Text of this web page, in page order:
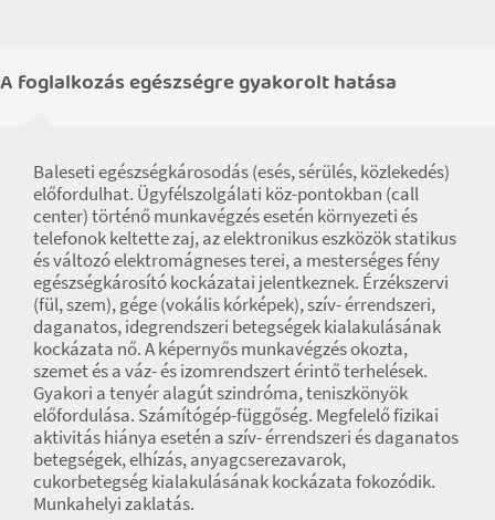
A foglalkozás egészségre gyakorolt hatása
Baleseti egészségkárosodás (esés, sérülés, közlekedés)
előfordulhat. Ügyfélszolgálati köz-pontokban (call
center) történő munkavégzés esetén környezeti és
telefonok keltette zaj, az elektronikus eszközök statikus
és változó elektromágneses terei, a mesterséges fény
egészségkárosító kockázatai jelentkeznek. Érzékszervi
(fül, szem), gége (vokális kórképek), szív- érrendszeri,
daganatos, idegrendszeri betegségek kialakulásának
kockázata nő. A képernyős munkavégzés okozta,
szemet és a váz- és izomrendszert érintő terhelések.
Gyakori a tenyér alagút szindróma, teniszkönyök
előfordulása. Számítógép-függőség. Megfelelő fizikai
aktivitás hiánya esetén a szív- érrendszeri és daganatos
betegségek, elhízás, anyagcserezavarok,
cukorbetegség kialakulásának kockázata fokozódik.
Munkahelyi zaklatás.